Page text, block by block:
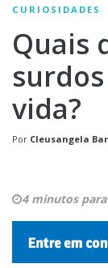
CURIOSIDADES
Quais
vida?
Por Cleusangela
4 minutos